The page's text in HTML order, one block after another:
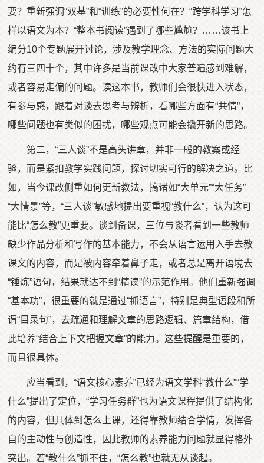
要？重新强调“双基”和“训练”的必要性何在？“跨学科学习”怎
样以语文为本？“整本书阅读”遇到了哪些尴尬？……该书上
编分10个专题展开讨论，涉及教学理念、方法的实际问题大
约有三四十个，其中许多是当前课改中大家普遍感到难解，
或者容易走偏的问题。读这本书，教师们会很快进入状态，
有参与感，跟着对谈去思考与辨析，看哪些方面有“共情”，
哪些问题也有类似的困扰，哪些观点可能会撬开新的思路。
第二，“三人谈”不是高头讲章，并非一般的教案或经
验，而是紧扣教学实践问题，探讨切实可行的解决之道。比
如，当今课改侧重如何更新教法，搞诸如“大单元”“大任务”
“大情景”等，“三人谈”敏感地提出要重视“教什么”，认为这可
能比“怎么教”更重要。谈到备课，三位与谈者看到一些教师
缺少作品分析和写作的基本能力，不会从语言运用入手去教
课文的内容，而是被内容牵着鼻子走，或者总是离开语境去
“锤炼”语句，结果就达不到“精读”的示范作用。他们重新强调
“基本功”，很重要的就是通过“抓语言”，特别是典型语段和所
谓“目录句”，去疏通和理解文章的思路逻辑、篇章结构，借
此培养“结合上下文把握文章”的能力。这些提醒是重要的，
而且很具体。
应当看到，“语文核心素养”已经为语文学科“教什么”“学
什么”提出了定位，“学习任务群”也为语文课程提供了结构化
的内容，但具体到怎么上课，还得靠教师结合学情，发挥各
自的主动性与创造性，因此教师的素养能力问题就显得格外
突出。若“教什么”抓不住，“怎么教”也就无从谈起。